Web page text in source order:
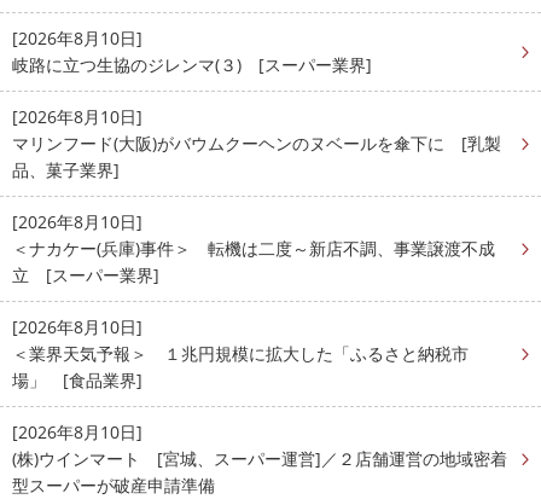
[2026年8月10日]
岐路に立つ生協のジレンマ(３) [スーパー業界]
[2026年8月10日]
マリンフード(大阪)がバウムクーヘンのヌベールを傘下に [乳製
品、菓子業界]
[2026年8月10日]
＜ナカケー(兵庫)事件＞ 転機は二度～新店不調、事業譲渡不成
立 [スーパー業界]
[2026年8月10日]
＜業界天気予報＞ １兆円規模に拡大した「ふるさと納税市
場」 [食品業界]
[2026年8月10日]
(株)ウインマート [宮城、スーパー運営]／２店舗運営の地域密着
型スーパーが破産申請準備